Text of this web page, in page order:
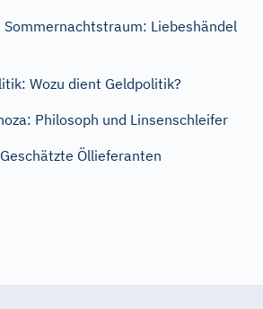
Sommernachtstraum: Liebeshändel
Wozu dient Geldpolitik?
Philosoph und Linsenschleifer
Öllieferanten